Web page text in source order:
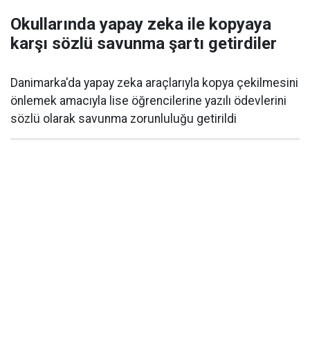
Okullarında yapay zeka ile kopyaya
karşı sözlü savunma şartı getirdiler
Danimarka'da yapay zeka araçlarıyla kopya çekilmesini
önlemek amacıyla lise öğrencilerine yazılı ödevlerini
sözlü olarak savunma zorunluluğu getirildi